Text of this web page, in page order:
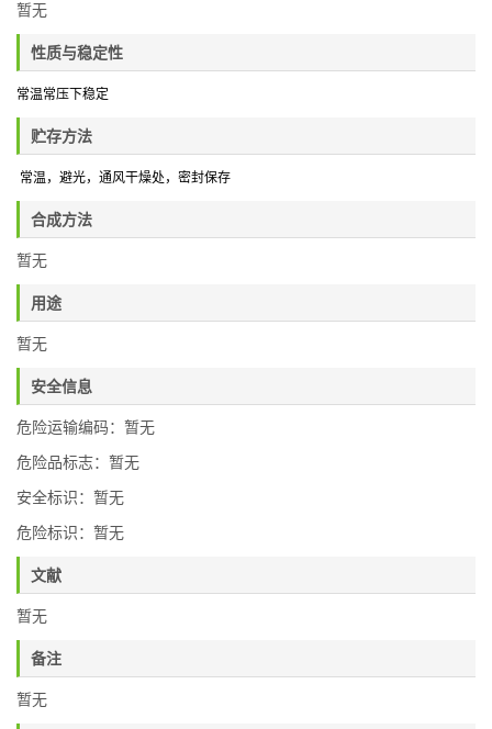
暂无
性质与稳定性
常温常压下稳定
贮存方法
常温，避光，通风干燥处 ，密封保存
合成方法
暂无
用途
暂无
安全信息
危险运输编码：暂无
危险品标志：暂无
安全标识：暂无
危险标识：暂无
文献
暂无
备注
暂无